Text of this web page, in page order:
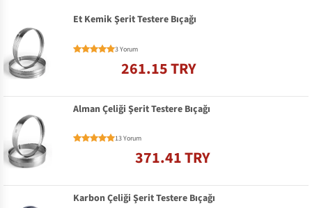
Et Kemik Şerit Testere Bıçağı
3 Yorum
261.15 TRY
Alman Çeliği Şerit Testere Bıçağı
13 Yorum
371.41 TRY
Karbon Çeliği Şerit Testere Bıçağı